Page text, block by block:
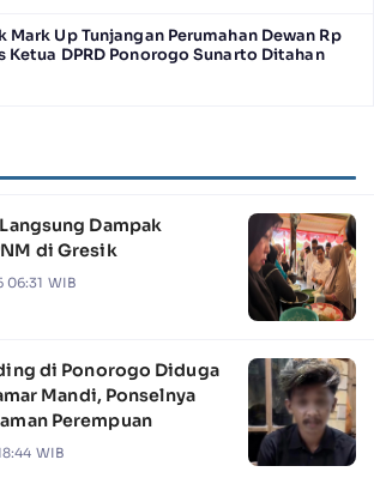
Mark Up Tunjangan Perumahan Dewan Rp
Ketua DPRD Ponorogo Sunarto Ditahan
Dampak
di Gresik
06:31 WIB
di Ponorogo Diduga
Mandi, Ponselnya
Perempuan
WIB